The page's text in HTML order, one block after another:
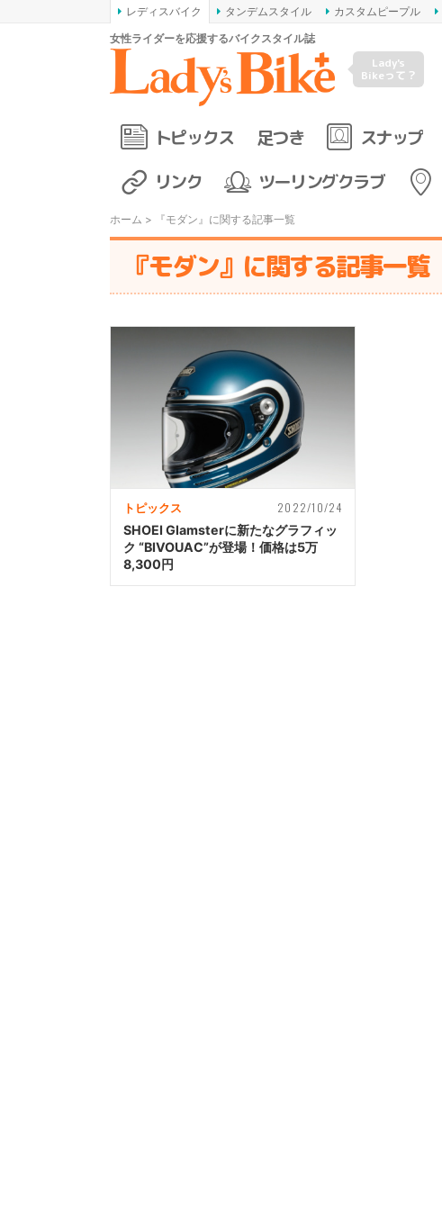
レディスバイク タンデムスタイル カスタムピープル
女性ライダーを応援するバイクスタイル誌
Lady's
Bikeって？
トピックス 足つき スナップ
リンク
ツーリングクラブ
ホーム > 『モダン』に関する記事一覧
『モダン』に関する記事一覧
トピックス 2022/10/24
SHOEI Glamsterに新たなグラフィッ
ク “BIVOUAC”が登場！価格は5万
8,300円